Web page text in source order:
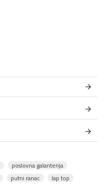
poslovna galanterija
putni ranac lap top